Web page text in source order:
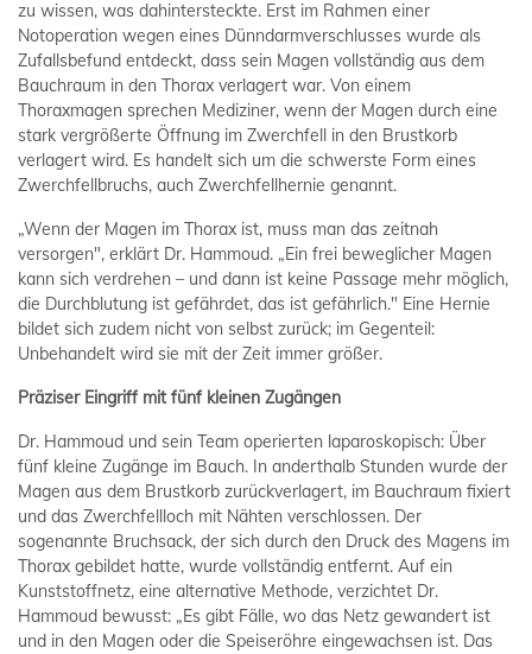
zu wissen, was dahintersteckte. Erst im Rahmen einer
Notoperation wegen eines Dünndarmverschlusses wurde als
Zufallsbefund entdeckt, dass sein Magen vollständig aus dem
Bauchraum in den Thorax verlagert war. Von einem
Thoraxmagen sprechen Mediziner, wenn der Magen durch eine
stark vergrößerte Öffnung im Zwerchfell in den Brustkorb
verlagert wird. Es handelt sich um die schwerste Form eines
Zwerchfellbruchs, auch Zwerchfellhernie genannt.
„Wenn der Magen im Thorax ist, muss man das zeitnah
versorgen", erklärt Dr. Hammoud. „Ein frei beweglicher Magen
kann sich verdrehen – und dann ist keine Passage mehr möglich,
die Durchblutung ist gefährdet, das ist gefährlich." Eine Hernie
bildet sich zudem nicht von selbst zurück; im Gegenteil:
Unbehandelt wird sie mit der Zeit immer größer.
Präziser Eingriff mit fünf kleinen Zugängen
Dr. Hammoud und sein Team operierten laparoskopisch: Über
fünf kleine Zugänge im Bauch. In anderthalb Stunden wurde der
Magen aus dem Brustkorb zurückverlagert, im Bauchraum fixiert
und das Zwerchfellloch mit Nähten verschlossen. Der
sogenannte Bruchsack, der sich durch den Druck des Magens im
Thorax gebildet hatte, wurde vollständig entfernt. Auf ein
Kunststoffnetz, eine alternative Methode, verzichtet Dr.
Hammoud bewusst: „Es gibt Fälle, wo das Netz gewandert ist
und in den Magen oder die Speiseröhre eingewachsen ist. Das